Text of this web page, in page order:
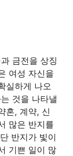
금전을 상징
여성 자신을
실하게 나오
것을 나타낼
혼, 계약, 신
많은 반지를
반지가 빛이
기쁜 일이 많